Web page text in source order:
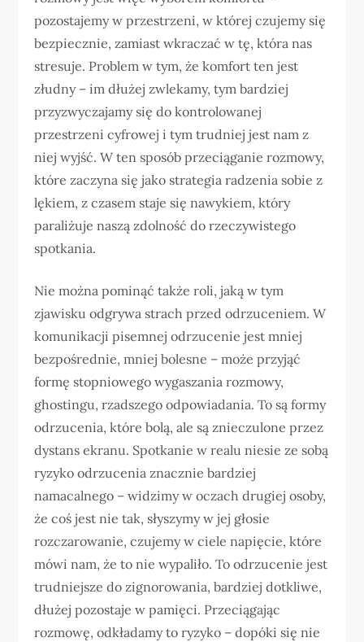
pozostajemy w przestrzeni, w której czujemy się
bezpiecznie, zamiast wkraczać w tę, która nas
stresuje. Problem w tym, że komfort ten jest
złudny – im dłużej zwlekamy, tym bardziej
przyzwyczajamy się do kontrolowanej
przestrzeni cyfrowej i tym trudniej jest nam z
niej wyjść. W ten sposób przeciąganie rozmowy,
które zaczyna się jako strategia radzenia sobie z
lękiem, z czasem staje się nawykiem, który
paraliżuje naszą zdolność do rzeczywistego
spotkania.
Nie można pominąć także roli, jaką w tym
zjawisku odgrywa strach przed odrzuceniem. W
komunikacji pisemnej odrzucenie jest mniej
bezpośrednie, mniej bolesne – może przyjąć
formę stopniowego wygaszania rozmowy,
ghostingu, rzadszego odpowiadania. To są formy
odrzucenia, które bolą, ale są znieczulone przez
dystans ekranu. Spotkanie w realu niesie ze sobą
ryzyko odrzucenia znacznie bardziej
namacalnego – widzimy w oczach drugiej osoby,
że coś jest nie tak, słyszymy w jej głosie
rozczarowanie, czujemy w ciele napięcie, które
mówi nam, że to nie wypaliło. To odrzucenie jest
trudniejsze do zignorowania, bardziej dotkliwe,
dłużej pozostaje w pamięci. Przeciągając
rozmowę, odkładamy to ryzyko – dopóki się nie